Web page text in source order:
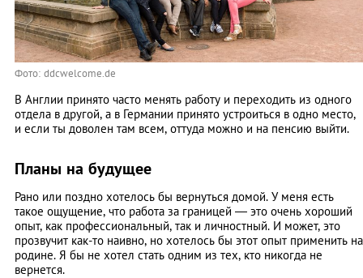
Фото: ddcwelcome.de
В Англии принято часто менять работу и переходить из одного
отдела в другой, а в Германии принято устроиться в одно место,
и если ты доволен там всем, оттуда можно и на пенсию выйти.
Планы на будущее
Рано или поздно хотелось бы вернуться домой. У меня есть
такое ощущение, что работа за границей — это очень хороший
опыт, как профессиональный, так и личностный. И может, это
прозвучит как-то наивно, но хотелось бы этот опыт применить на
родине. Я бы не хотел стать одним из тех, кто никогда не
вернется.